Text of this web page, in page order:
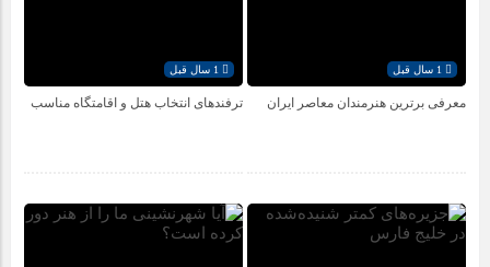
معرفی برترین هنرمندان معاصر ایران ترفندهای انتخاب هتل و اقامتگاه مناسب